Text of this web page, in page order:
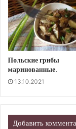
Польские грибы
маринованные.
13.10.2021
Добавить